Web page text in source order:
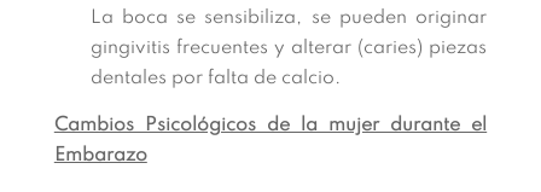
La boca se sensibiliza, se pueden originar
gingivitis frecuentes y alterar (caries) piezas
dentales por falta de calcio.
Cambios Psicológicos de la mujer durante el
Embarazo